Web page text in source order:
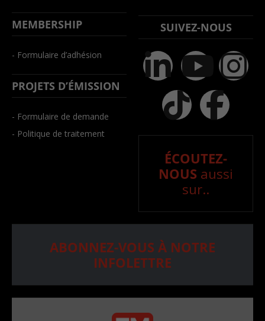
MEMBERSHIP
- Formulaire d’adhésion
PROJETS D’ÉMISSION
- Formulaire de demande
- Politique de traitement
SUIVEZ-NOUS
ÉCOUTEZ-
NOUS aussi
sur..
ABONNEZ-VOUS À NOTRE
INFOLETTRE